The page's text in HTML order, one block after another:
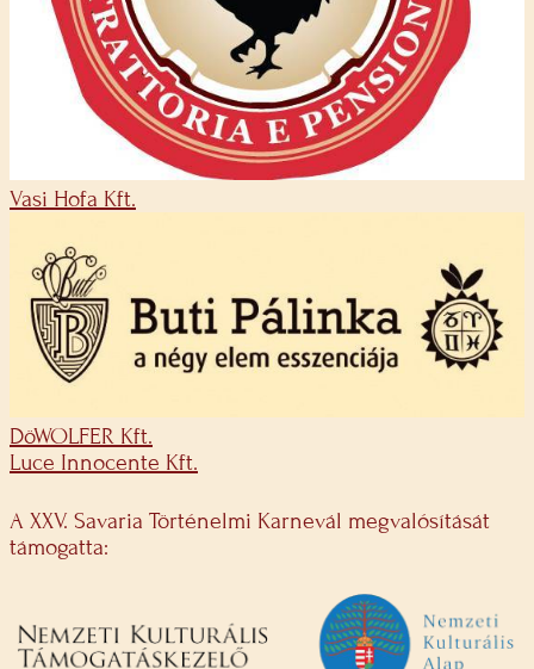
Vasi Hofa Kft.
DöWOLFER Kft.
Luce Innocente Kft.
A XXV. Savaria Történelmi Karnevál megvalósítását
támogatta: